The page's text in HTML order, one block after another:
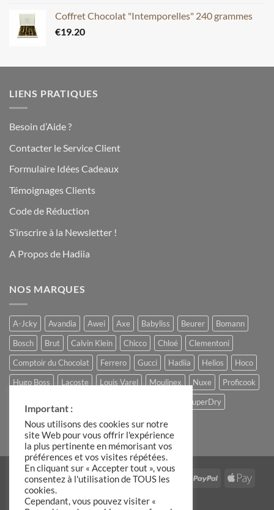
Coffret Chocolat "Intemporelles" 240 grammes
€19.20
LIENS PRATIQUES
Besoin d’Aide ?
Contacter le Service Client
Formulaire Idées Cadeaux
Témoignages Clients
Code de Réduction
S’inscrire à la Newsletter !
A Propos de Hadiia
NOS MARQUES
A-Jcky Avandia Awei Axe Babyliss Beurer
Bomann
Bosch
Brut Calvin Klein Chicco Chloé
Clementoni
Comptoir du Chocolat
Ferrero Gucci Hadiia Helios
Hoco
Hugo Boss
Lacoste Louis Varel Moulinex Nuxe
Proficook
SuperDry
The Candle Factory
Ulric de Varens
Visa MasterCardStripe IDeal
AmericanPayPal
Apple
Google
Important :
Nous utilisons des cookies sur notre
site Web pour vous offrir l'expérience
la plus pertinente en mémorisant vos
préférences et vos visites répétées.
En cliquant sur « Accepter tout », vous
consentez à l'utilisation de TOUS les
cookies.
Cependant, vous pouvez visiter «